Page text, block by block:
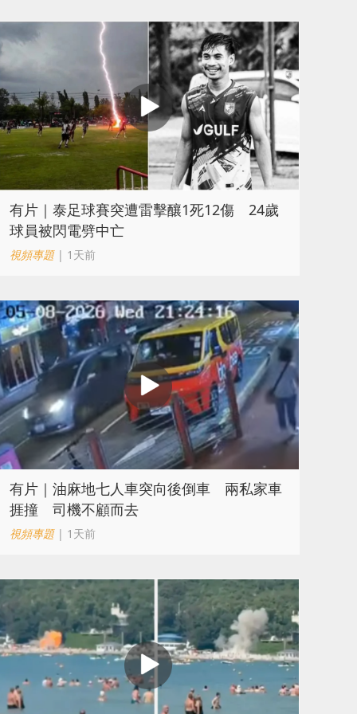
有片｜泰足球賽突遭雷擊釀1死12傷 24歲
球員被閃電劈中亡
視頻專題| 1天前
有片｜油麻地七人車突向後倒車 兩私家車
捱撞 司機不顧而去
視頻專題| 1天前